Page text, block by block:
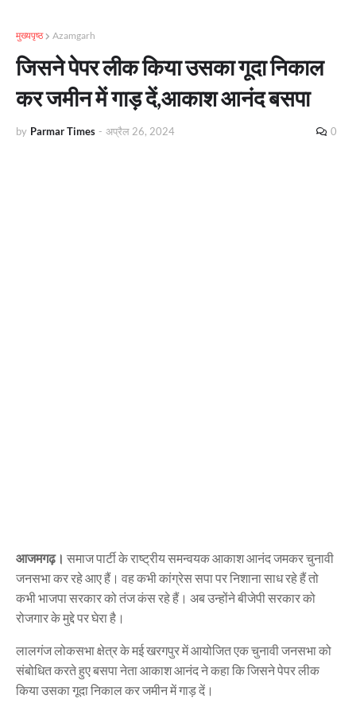
मुख्यपृष्ठ Azamgarh
जिसने पेपर लीक किया उसका गूदा निकाल
कर जमीन में गाड़ दें,आकाश आनंद बसपा
by Parmar Times - अप्रैल 26, 2024 0
आजमगढ़। समाज पार्टी के राष्ट्रीय समन्वयक आकाश आनंद जमकर चुनावी
जनसभा कर रहे आए हैं। वह कभी कांग्रेस सपा पर निशाना साध रहे हैं तो
कभी भाजपा सरकार को तंज कंस रहे हैं। अब उन्होंने बीजेपी सरकार को
रोजगार के मुद्दे पर घेरा है।
लालगंज लोकसभा क्षेत्र के मई खरगपुर में आयोजित एक चुनावी जनसभा को
संबोधित करते हुए बसपा नेता आकाश आनंद ने कहा कि जिसने पेपर लीक
किया उसका गूदा निकाल कर जमीन में गाड़ दें।